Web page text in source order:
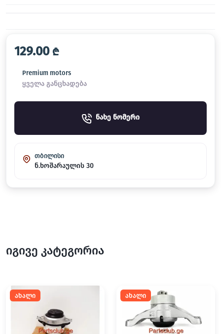
129.00 ₾
Premium motors
ყველა განცხადება
ნახე ნომერი
თბილისი
ნ.ხოშარაულის 30
იგივე კატეგორია
ახალი ახალი